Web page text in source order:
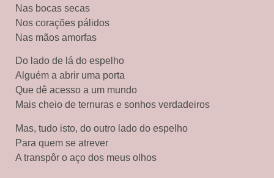
Nas bocas secas
Nos corações pálidos
Nas mãos amorfas
Do lado de lá do espelho
Alguém a abrir uma porta
Que dê acesso a um mundo
Mais cheio de ternuras e sonhos verdadeiros
Mas, tudo isto, do outro lado do espelho
Para quem se atrever
A transpôr o aço dos meus olhos